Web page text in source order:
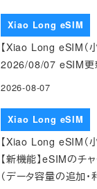
Xiao Long eSIM
【Xiao Long eSIM（
2026/08/07 eSIM更
2026-08-07
Xiao Long eSIM
【Xiao Long eSIM（
【新機能】eSIMのチ
（データ容量の追加